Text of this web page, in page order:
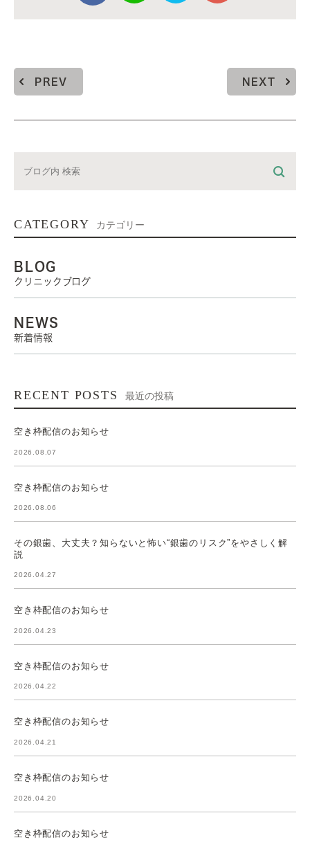
PREV NEXT
CATEGORY カテゴリー
BLOG
クリニックブログ
NEWS
新着情報
RECENT POSTS 最近の投稿
空き枠配信のお知らせ
2026.08.07
空き枠配信のお知らせ
2026.08.06
その銀歯、大丈夫？知らないと怖い“銀歯のリスク”をやさしく解
説
2026.04.27
空き枠配信のお知らせ
2026.04.23
空き枠配信のお知らせ
2026.04.22
空き枠配信のお知らせ
2026.04.21
空き枠配信のお知らせ
2026.04.20
空き枠配信のお知らせ